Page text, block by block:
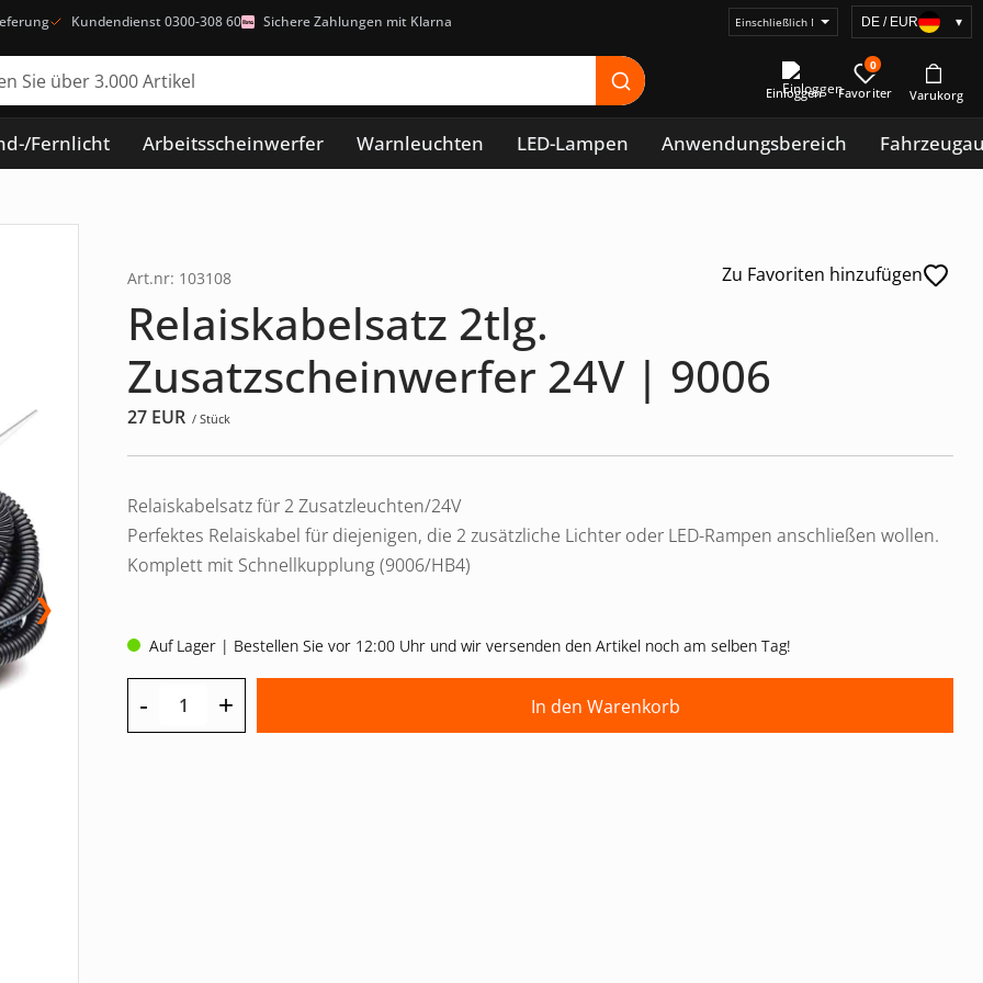
Kundendienst 0300-308 60 Sichere Zahlungen mit Klarna
Preisanzeige
auswählen
DE / EUR ▾
Einloggen
0
Fernlicht Arbeitsscheinwerfer Warnleuchten LED-Lampen Anwendungsbereich
❯
Zu Favoriten hinzufügen
Art.nr: 103108
Relaiskabelsatz 2tlg.
Zusatzscheinwerfer 24V | 9006
27 EUR / Stück
Relaiskabelsatz für 2 Zusatzleuchten/24V
Perfektes Relaiskabel für diejenigen, die 2 zusätzliche Lichter oder LED-Rampen anschließen wollen.
Komplett mit Schnellkupplung (9006/HB4)
Auf Lager | Bestellen Sie vor 12:00 Uhr und wir versenden den Artikel noch am selben Tag!
- + In den Warenkorb